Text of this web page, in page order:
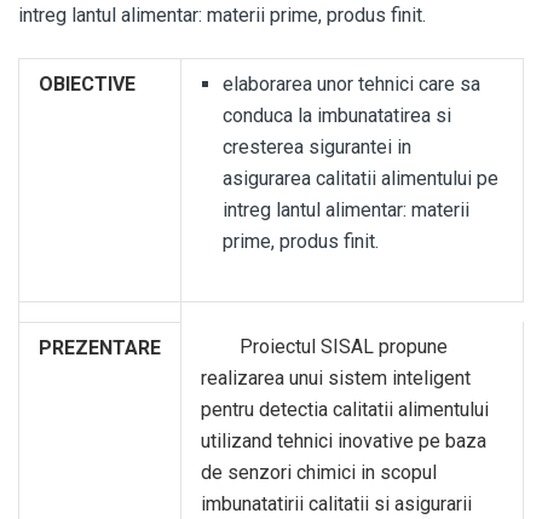
intreg lantul alimentar: materii prime, produs finit.
OBIECTIVE
elaborarea unor tehnici care sa
conduca la imbunatatirea si
cresterea sigurantei in
asigurarea calitatii alimentului pe
intreg lantul alimentar: materii
prime, produs finit.
PREZENTARE
Proiectul SISAL propune
realizarea unui sistem inteligent
pentru detectia calitatii alimentului
utilizand tehnici inovative pe baza
de senzori chimici in scopul
imbunatatirii calitatii si asigurarii